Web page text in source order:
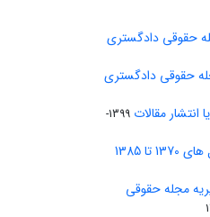
حقوقی دادگستری
حقوقی دادگستری
مقالات
1399-
1385
مجله حقوقی